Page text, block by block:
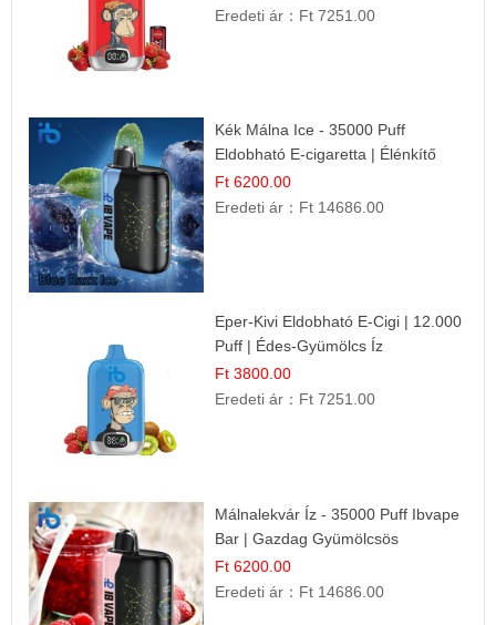
Eredeti ár： Ft 7251.00
Kék Málna Ice - 35000 Puff
Eldobható E-cigaretta | Élénkítő
Gyümölcsös Frissesség!
Ft 6200.00
Eredeti ár： Ft 14686.00
Eper-Kivi Eldobható E-Cigi | 12.000
Puff | Édes-Gyümölcs Íz
Ft 3800.00
Eredeti ár： Ft 7251.00
Málnalekvár Íz - 35000 Puff Ibvape
Bar | Gazdag Gyümölcsös
Ízélmény!
Ft 6200.00
Eredeti ár： Ft 14686.00